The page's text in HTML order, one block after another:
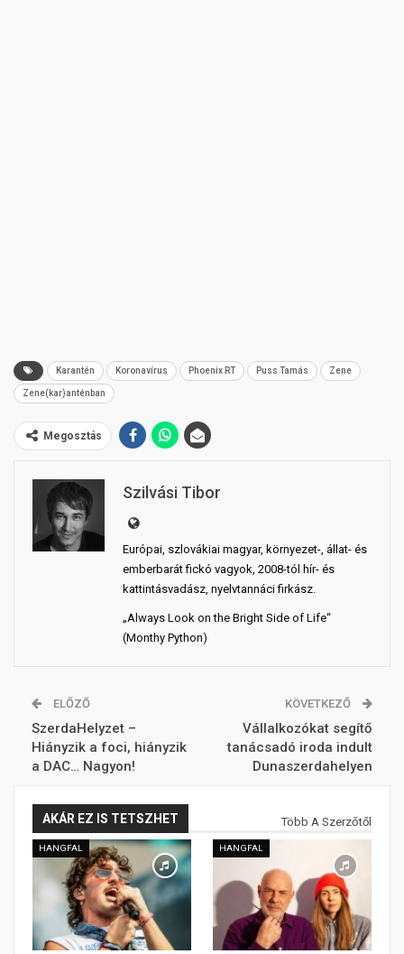
Karantén Koronavírus Phoenix RT Puss Tamás Zene
Zene(kar)anténban
Megosztás
Szilvási Tibor
Európai, szlovákiai magyar, környezet-, állat- és
emberbarát fickó vagyok, 2008-tól hír- és
kattintásvadász, nyelvtannáci firkász.
„Always Look on the Bright Side of Life“
(Monthy Python)
ELŐZŐ
SzerdaHelyzet –
Hiányzik a foci, hiányzik
a DAC… Nagyon!
KÖVETKEZŐ
Vállalkozókat segítő
tanácsadó iroda indult
Dunaszerdahelyen
AKÁR EZ IS TETSZHET Több A Szerzőtől
HANGFAL HANGFAL